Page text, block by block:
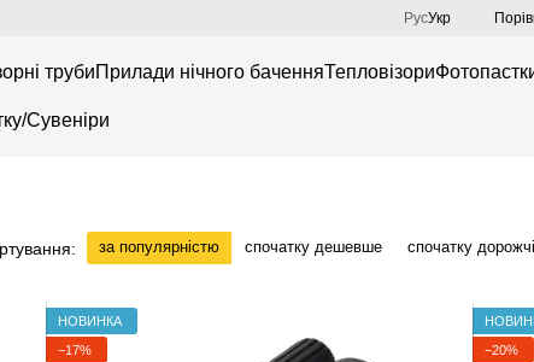
РусУкр
трубиПрилади нічного баченняТепловізори
Сувеніри
за популярністю спочатку дешевше спочатку дорожчі
НОВИНКА
−17%
−20%